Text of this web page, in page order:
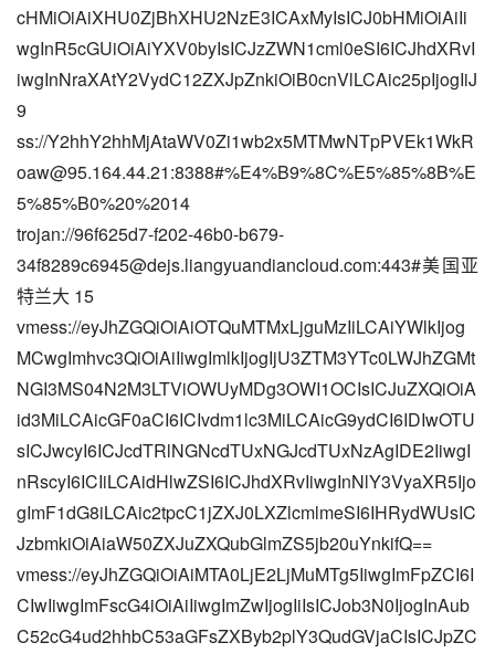
cHMiOiAiXHU0ZjBhXHU2NzE3ICAxMyIsICJ0bHMiOiAiIi
wgInR5cGUiOiAiYXV0byIsICJzZWN1cml0eSI6ICJhdXRvI
iwgInNraXAtY2VydC12ZXJpZnkiOiB0cnVlLCAic25pIjogIiJ
9
ss://Y2hhY2hhMjAtaWV0Zi1wb2x5MTMwNTpPVEk1WkR
oaw@95.164.44.21:8388#%E4%B9%8C%E5%85%8B%E
5%85%B0%20%2014
trojan://96f625d7-f202-46b0-b679-
34f8289c6945@dejs.liangyuandiancloud.com:443#美国亚
特兰大 15
vmess://eyJhZGQiOiAiOTQuMTMxLjguMzIiLCAiYWlkIjog
MCwgImhvc3QiOiAiIiwgImlkIjogIjU3ZTM3YTc0LWJhZGMt
NGI3MS04N2M3LTViOWUyMDg3OWI1OCIsICJuZXQiOiA
id3MiLCAicGF0aCI6ICIvdm1lc3MiLCAicG9ydCI6IDIwOTU
sICJwcyI6ICJcdTRlNGNcdTUxNGJcdTUxNzAgIDE2IiwgI
nRscyI6ICIiLCAidHlwZSI6ICJhdXRvIiwgInNlY3VyaXR5Ijo
gImF1dG8iLCAic2tpcC1jZXJ0LXZlcmlmeSI6IHRydWUsIC
JzbmkiOiAiaW50ZXJuZXQubGlmZS5jb20uYnkifQ==
vmess://eyJhZGQiOiAiMTA0LjE2LjMuMTg5IiwgImFpZCI6I
CIwIiwgImFscG4iOiAiIiwgImZwIjogIiIsICJob3N0IjogInAub
C52cG4ud2hhbC53aGFsZXByb2plY3QudGVjaCIsICJpZC